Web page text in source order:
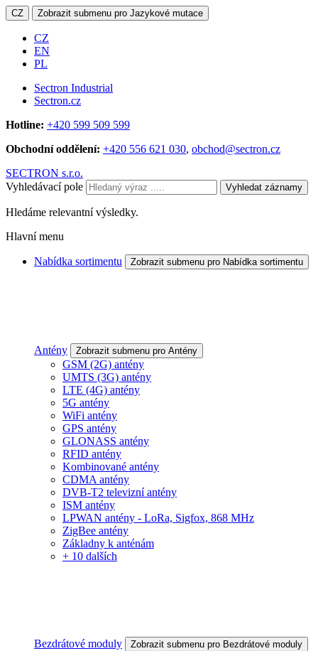
CZ Zobrazit submenu pro Jazykové mutace
CZ
EN
PL
Sectron Industrial
Sectron.cz
Hotline: +420 599 509 599
Obchodní oddělení: +420 556 621 030, obchod@sectron.cz
SECTRON s.r.o.
Vyhledávací pole
Vyhledat záznamy
Hledáme relevantní výsledky.
Hlavní menu
Nabídka sortimentu Zobrazit submenu pro Nabídka sortimentu
Antény Zobrazit submenu pro Antény
GSM (2G) antény
UMTS (3G) antény
LTE (4G) antény
5G antény
WiFi antény
GPS antény
GLONASS antény
RFID antény
Kombinované antény
CDMA antény
DVB-T2 televizní antény
ISM antény
LPWAN antény - LoRa, Sigfox, 868 MHz
ZigBee antény
Základny k anténám
+ 10 dalších
Bezdrátové moduly Zobrazit submenu pro Bezdrátové moduly